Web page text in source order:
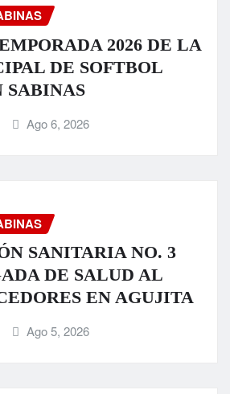
2026 DE LA
DE SOFTBOL
SABINAS
Ago 6, 2026
SANITARIA NO. 3
DE SALUD AL
EN AGUJITA
Ago 5, 2026